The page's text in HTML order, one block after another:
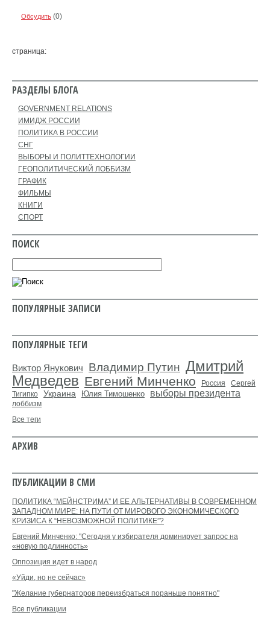
Обсудить (0)
страница:
РАЗДЕЛЫ БЛОГА
GOVERNMENT RELATIONS
ИМИДЖ РОССИИ
ПОЛИТИКА В РОССИИ
СНГ
ВЫБОРЫ И ПОЛИТТЕХНОЛОГИИ
ГЕОПОЛИТИЧЕСКИЙ ЛОББИЗМ
ГРАФИК
ФИЛЬМЫ
КНИГИ
СПОРТ
ПОИСК
ПОПУЛЯРНЫЕ ЗАПИСИ
ПОПУЛЯРНЫЕ ТЕГИ
Виктор Янукович Владимир Путин Дмитрий
Медведев Евгений Минченко Россия
Сергей
Тигипко
Украина Юлия Тимошенко выборы президента
лоббизм
Все теги
АРХИВ
ПУБЛИКАЦИИ В СМИ
ПОЛИТИКА “МЕЙНСТРИМА” И ЕЕ АЛЬТЕРНАТИВЫ В СОВРЕМЕННОМ
ЗАПАДНОМ МИРЕ: НА ПУТИ ОТ МИРОВОГО ЭКОНОМИЧЕСКОГО
КРИЗИСА К “НЕВОЗМОЖНОЙ ПОЛИТИКЕ”?
Евгений Минченко: "Сегодня у избирателя доминирует запрос на
«новую подлинность»
Оппозиция идет в народ
«Уйди, но не сейчас»
"Желание губернаторов переизбраться пораньше понятно"
Все публикации